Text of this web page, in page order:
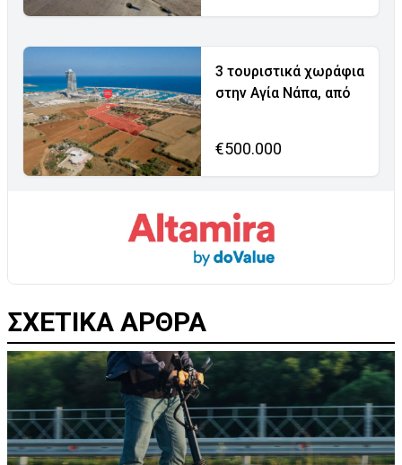
3 τουριστικά χωράφια
στην Αγία Νάπα, από
€500.000
ΣΧΕΤΙΚΑ ΑΡΘΡΑ